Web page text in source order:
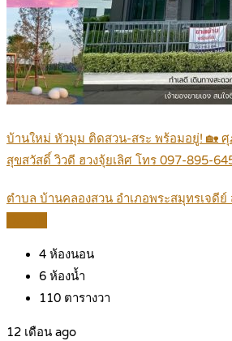
บ้านใหม่ หัวมุม ติดสวน-สระ พร้อมอยู่! 🏡
สุขสวัสดิ์ วิวดี ฮวงจุ้ยเลิศ โทร 097-895-
ตำบล บ้านคลองสวน อำเภอพระสมุทรเจดี
4 ห้องนอน
6 ห้องน้ำ
110 ตารางวา
12 เดือน ago